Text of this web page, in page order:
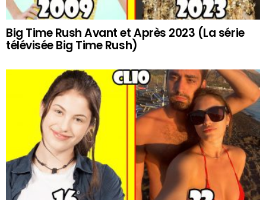
Big Time Rush Avant et Après 2023 (La série
télévisée Big Time Rush)